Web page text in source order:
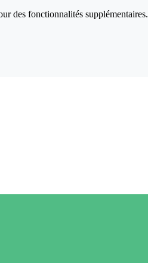
des fonctionnalités supplémentaires.